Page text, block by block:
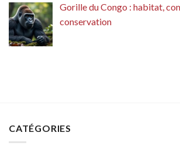
Gorille du Congo : habitat,
conservation
CATÉGORIES